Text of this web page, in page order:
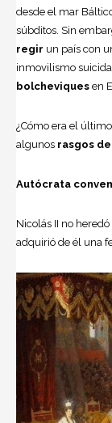
desde el mar
súbditos. Sin
regir un país con
inmovilismo
bolcheviques en
¿Cómo era el
algunos rasgos
Autócrata
Nicolás II no
adquirió de él una